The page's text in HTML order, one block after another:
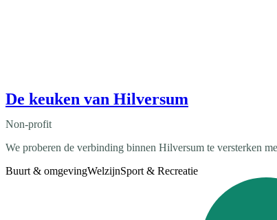
De keuken van Hilversum
Non-profit
We proberen de verbinding binnen Hilversum te versterken
Buurt & omgevingWelzijnSport & Recreatie